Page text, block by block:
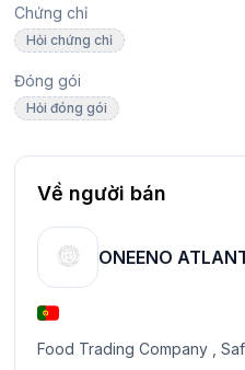
Chứng chỉ
Hỏi chứng chỉ
Đóng gói
Hỏi đóng gói
Về người bán
ONEENO
Food Trading Company ,